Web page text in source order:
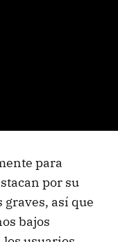
para
por su
así que
bajos